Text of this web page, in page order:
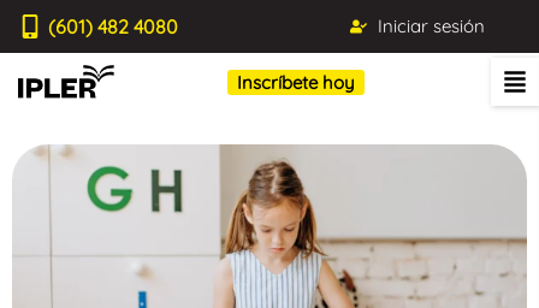
(601) 482 4080 Iniciar sesión
Inscríbete hoy